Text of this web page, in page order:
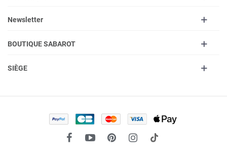
Newsletter
BOUTIQUE SABAROT
SIÈGE